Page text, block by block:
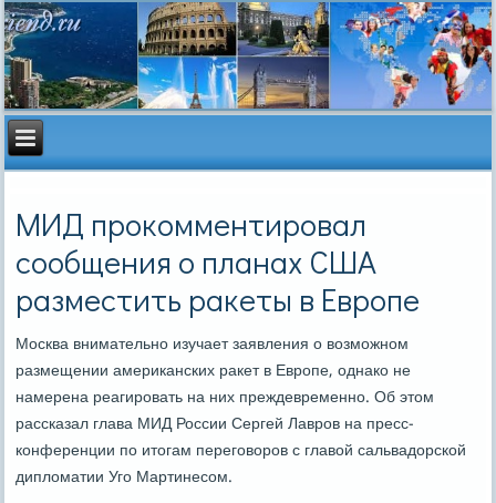
МИД прокомментировал
сообщения о планах США
разместить ракеты в Европе
Москва внимательно изучает заявления о возможном
размещении американских ракет в Европе, однако не
намерена реагировать на них преждевременно. Об этом
рассказал глава МИД России Сергей Лавров на пресс-
конференции по итогам переговоров с главой сальвадорской
дипломатии Уго Мартинесом.